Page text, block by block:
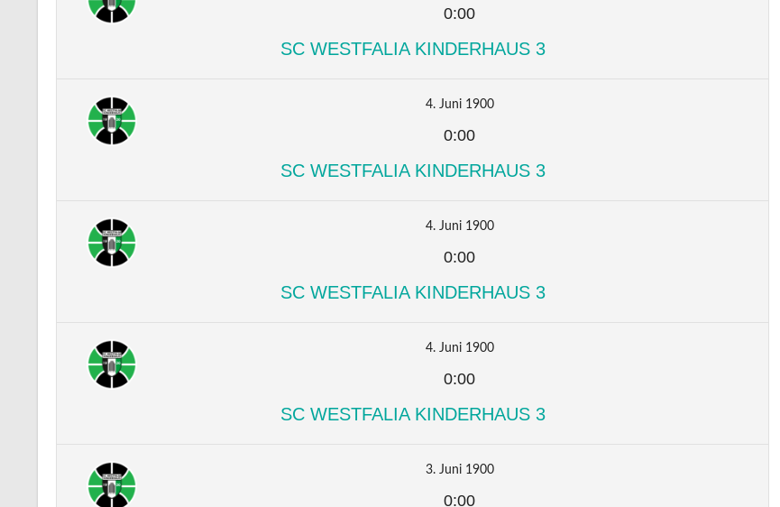
0:00
SC WESTFALIA KINDERHAUS 3
4. Juni 1900
0:00
SC WESTFALIA KINDERHAUS 3
4. Juni 1900
0:00
SC WESTFALIA KINDERHAUS 3
4. Juni 1900
0:00
SC WESTFALIA KINDERHAUS 3
3. Juni 1900
0:00